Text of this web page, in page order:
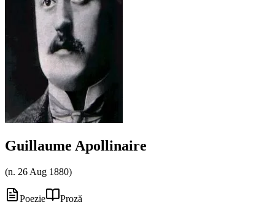
Guillaume Apollinaire
(n. 26 Aug 1880)
Poezie
Proză